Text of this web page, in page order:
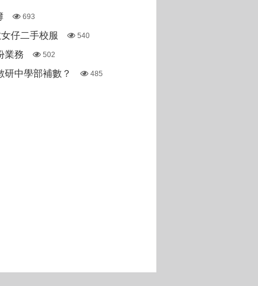
693
仔二手校服 540
業務 502
研中學部補數？ 485